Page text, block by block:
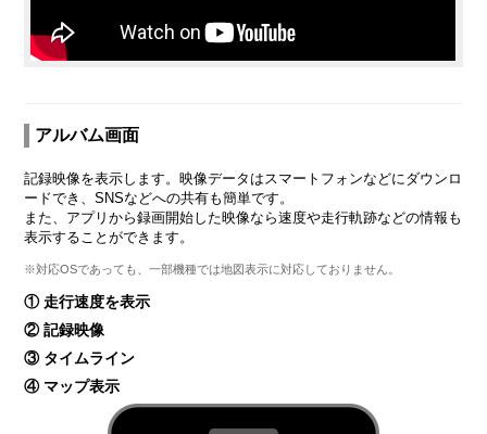
アルバム画面
記録映像を表示します。映像データはスマートフォンなどにダウンロ
ードでき、SNSなどへの共有も簡単です。
また、アプリから録画開始した映像なら速度や走行軌跡などの情報も
表示することができます。
※対応OSであっても、一部機種では地図表示に対応しておりません。
① 走行速度を表示
② 記録映像
③ タイムライン
④ マップ表示